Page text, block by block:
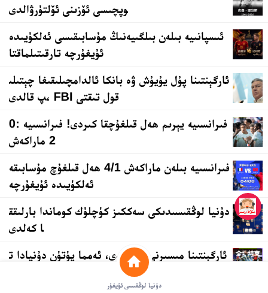
وپچىسى ئۆزىنى ئۆلتۈرۋالدى
ئىسپانىيە بىلەن بىلگىيەنىڭ مۇسابىقىسى ئەلكۈيىدە
ئۇيغۇرچە تارقىتىلماقتا
ئارگېنتىنا پۇل يۇيۇش ۋە بانكا ئالدامچىلىقىغا چېتىلى
پ قالدى، FBI قول تىقتى
فىرانسىيە يېرىم ھەل قىلغۇچقا كىردى! فىرانسىيە 0:
2 ماراكەش
فىرانسىيە بىلەن ماراكەش 4/1 ھەل قىلغۇچ مۇسابىقە
ئەلكۈيىدە ئۇيغۇرچە
دۇنيا لوڭقىسىدىكى سەككىز كۈچلۈك كوماندا بارلىقق
ا كەلدى
ئارگېنتىنا مىسىرنى شاللىدى، ئەمما پۈتۈن دۇنيادا ت
دۇنيا لوڭقىسى ئۇيغۇر